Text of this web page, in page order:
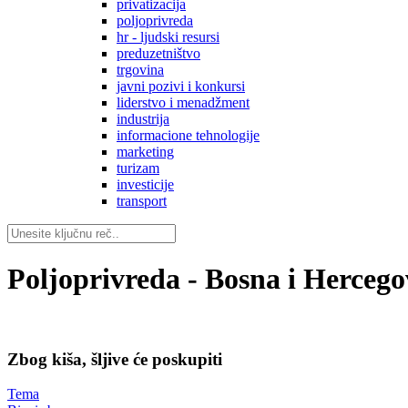
privatizacija
poljoprivreda
hr - ljudski resursi
preduzetništvo
trgovina
javni pozivi i konkursi
liderstvo i menadžment
industrija
informacione tehnologije
marketing
turizam
investicije
transport
Poljoprivreda - Bosna i
Zbog kiša, šljive će poskupiti
Tema